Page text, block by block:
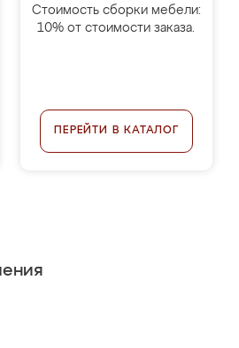
Стоимость сборки мебели:
10% от стоимости заказа.
ПЕРЕЙТИ В КАТАЛОГ